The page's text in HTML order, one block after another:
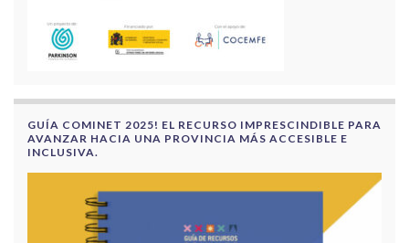
GUÍA COMINET 2025! EL RECURSO IMPRESCINDIBLE PARA
AVANZAR HACIA UNA PROVINCIA MÁS ACCESIBLE E
INCLUSIVA.